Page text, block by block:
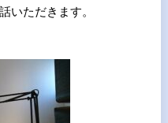
いただきます。